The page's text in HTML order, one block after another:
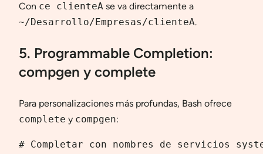
Con ce clienteA se va directamente a
~/Desarrollo/Empresas/clienteA.
5. Programmable Completion:
compgen y complete
Para personalizaciones más profundas, Bash ofrece
complete y compgen:
# Completar con nombres de servicios